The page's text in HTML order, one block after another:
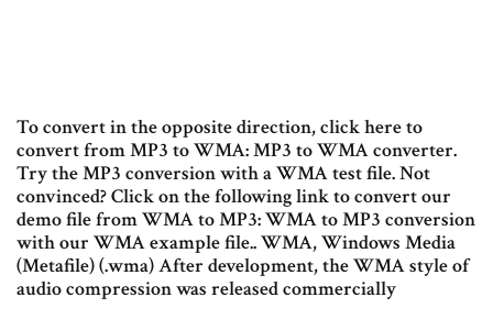
To convert in the opposite direction, click here to
convert from MP3 to WMA: MP3 to WMA converter.
Try the MP3 conversion with a WMA test file. Not
convinced? Click on the following link to convert our
demo file from WMA to MP3: WMA to MP3 conversion
with our WMA example file.. WMA, Windows Media
(Metafile) (.wma) After development, the WMA style of
audio compression was released commercially